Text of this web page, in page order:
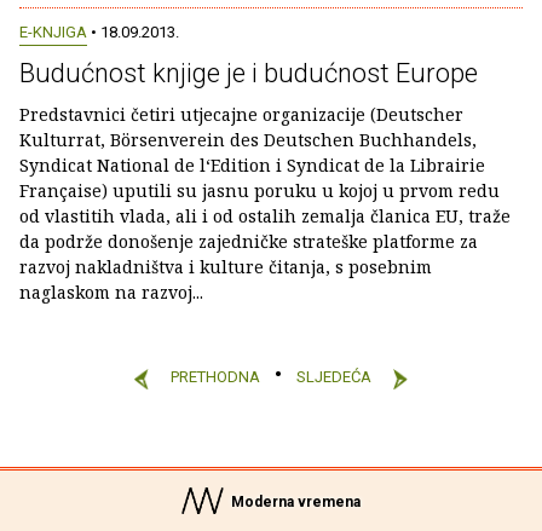
E-KNJIGA • 18.09.2013.
Budućnost knjige je i budućnost Europe
Predstavnici četiri utjecajne organizacije (Deutscher
Kulturrat, Börsenverein des Deutschen Buchhandels,
Syndicat National de l‘Edition i Syndicat de la Librairie
Française) uputili su jasnu poruku u kojoj u prvom redu
od vlastitih vlada, ali i od ostalih zemalja članica EU, traže
da podrže donošenje zajedničke strateške platforme za
razvoj nakladništva i kulture čitanja, s posebnim
naglaskom na razvoj...
PRETHODNA SLJEDEĆA
Moderna vremena